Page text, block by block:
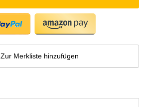
Zur Merkliste hinzufügen